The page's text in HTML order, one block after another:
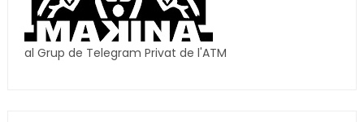
al Grup de Telegram Privat de l'ATM